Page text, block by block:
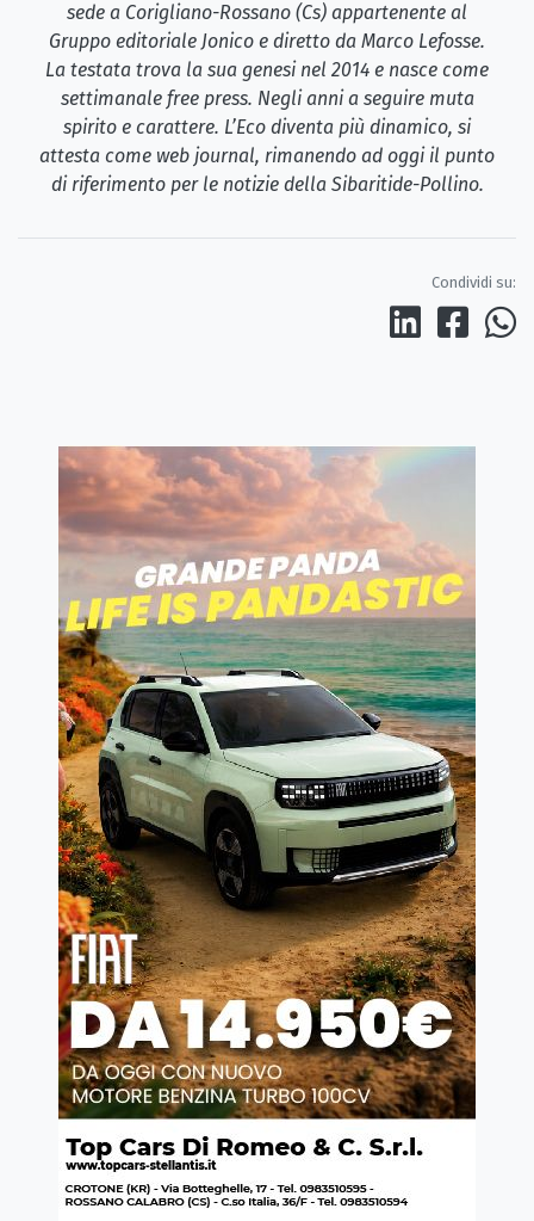
sede a Corigliano-Rossano (Cs) appartenente al
Gruppo editoriale Jonico e diretto da Marco Lefosse.
La testata trova la sua genesi nel 2014 e nasce come
settimanale free press. Negli anni a seguire muta
spirito e carattere. L’Eco diventa più dinamico, si
attesta come web journal, rimanendo ad oggi il punto
di riferimento per le notizie della Sibaritide-Pollino.
Condividi su: